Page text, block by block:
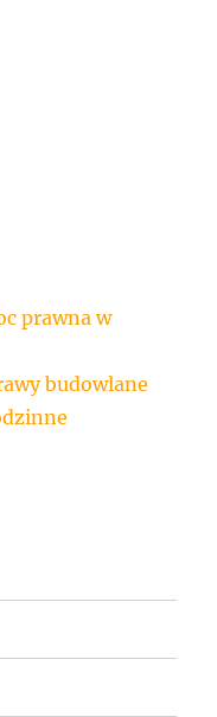
prawna w
budowlane